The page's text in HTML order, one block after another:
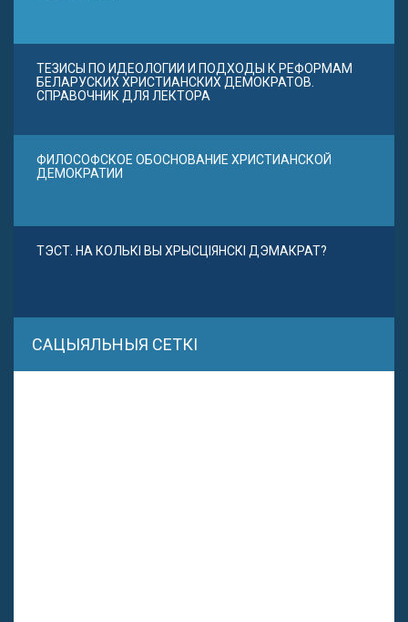
ТЕЗИСЫ ПО ИДЕОЛОГИИ И ПОДХОДЫ К РЕФОРМАМ
БЕЛАРУСКИХ ХРИСТИАНСКИХ ДЕМОКРАТОВ.
СПРАВОЧНИК ДЛЯ ЛЕКТОРА
ФИЛОСОФСКОЕ ОБОСНОВАНИЕ ХРИСТИАНСКОЙ
ДЕМОКРАТИИ
ТЭСТ. НА КОЛЬКІ ВЫ ХРЫСЦІЯНСКІ ДЭМАКРАТ?
САЦЫЯЛЬНЫЯ СЕТКІ